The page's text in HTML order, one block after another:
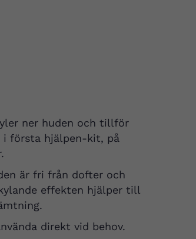
ner huden och tillför
i första hjälpen-kit, på
är fri från dofter och
effekten hjälper till
direkt vid behov.